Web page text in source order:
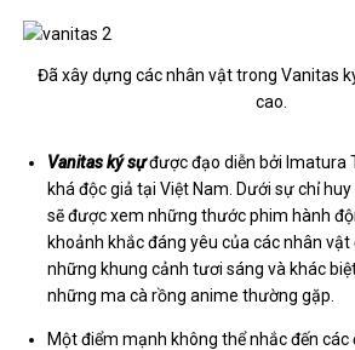
Đã xây dựng các nhân vật trong Vanitas
cao.
Vanitas ký sựđược đạo diễn bởi Imatura
khá độc giả tại Việt Nam. Dưới sự chỉ
sẽ được xem những thước phim hành
khoảnh khắc đáng yêu của các nhân
những khung cảnh tươi sáng và khác
những ma cà rồng anime thường gặp.
Một điểm mạnh không thể nhắc đến các